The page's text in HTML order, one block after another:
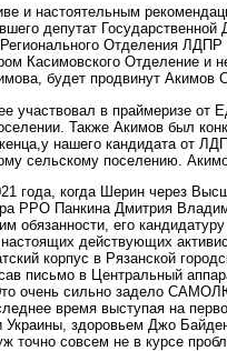
и настоятельным
депутат
Регионального Отделения
Касимовского Отделение и
будет продвинут Акимов
участвовал в праймеризе от
Также Акимов был
нашего кандидата от
сельскому поселению.
года, когда Шерин через
РРО Панкина Дмитрия
обязанности, его
настоящих действующих
корпус в Рязанской
письмо в Центральный
очень сильно задело
время выступая на
Украины, здоровьем Джо
точно совсем не в курсе